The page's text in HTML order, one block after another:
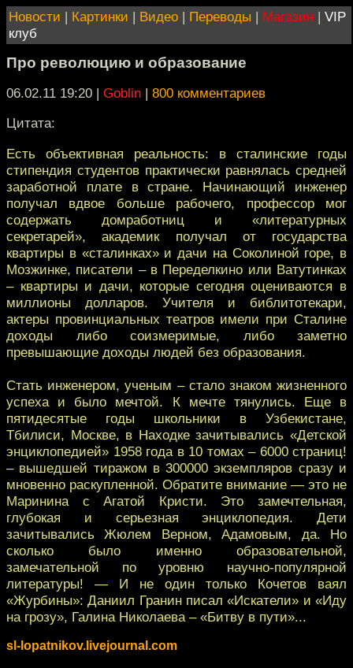
Новости | Картинки | Видео | Переводы | Магазин | VIP
клуб
Про революцию и образование
06.02.11 19:20 | Goblin | 800 комментариев
Цитата:
Есть объективная реальность: в сталинские годы
стипендия студентов практически равнялась средней
заработной плате в стране. Начинающий инженер
получал вдвое больше рабочего, профессор мог
содержать домработниц и «литературных
секретарей», академик получал от государства
квартиры в «сталинках» и дачи на Соколиной горе, в
Мозжинке, писатели – в Переделкино или Ватутинках
– квартиры и дачи, которые сегодня оцениваются в
миллионы долларов. Учителя и библитотекари,
актеры провинциальных театров имели при Сталине
доходы либо соизмеримые, либо заметно
превышающие доходы людей без образования.
Стать инженером, ученым – стало знаком жизненного
успеха и было мечтой. К мечте тянулись. Еще в
пятидесятые годы школьники в Узбекистане,
Тбилиси, Москве, в Находке зачитывались «Детской
энциклопедией» 1958 года в 10 томах – 6000 страниц!
– вышедшей тиражом в 300000 экземпляров сразу и
мновенно раскупленной. Обратите внимание — это не
Маринина с Агатой Кристи. Это замечтельная,
глубокая и серьезная энциклопедия. Дети
зачитывались Жюлем Верном, Адамовым, да. Но
сколько было именно образовательной,
замечательной по уровню научно-популярной
литературы! — И не один только Кочетов ваял
«Журбины»: Даниил Гранин писал «Искатели» и «Иду
на грозу», Галина Николаева – «Битву в пути»...
sl-lopatnikov.livejournal.com